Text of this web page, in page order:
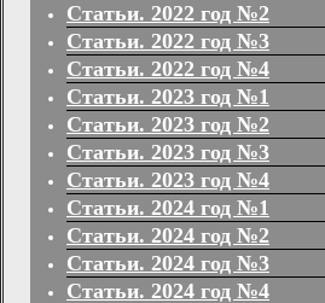
Статьи. 2022 год №2
Статьи. 2022 год №3
Статьи. 2022 год №4
Статьи. 2023 год №1
Статьи. 2023 год №2
Статьи. 2023 год №3
Статьи. 2023 год №4
Статьи. 2024 год №1
Статьи. 2024 год №2
Статьи. 2024 год №3
Статьи. 2024 год №4